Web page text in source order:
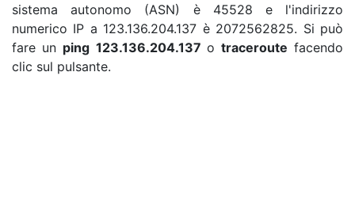
sistema autonomo (ASN) è 45528 e l'indirizzo
numerico IP a 123.136.204.137 è 2072562825. Si può
fare un ping 123.136.204.137 o traceroute facendo
clic sul pulsante.